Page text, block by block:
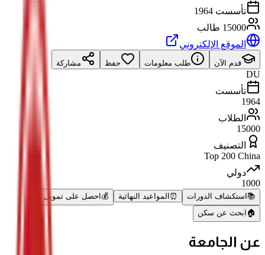
تأسست 1964
15000 طالب
الموقع الإلكتروني
قدم الآن طلب معلومات حفظ مشاركة
DU
تأسست
1964
الطلاب
15000
التصنيف
Top 200 China
دولي
1000
📚 استكشاف الدورات ⏰ المواعيد النهائية 💰 احصل على تمويل
🏠 ابحث عن سكن
عن الجامعة